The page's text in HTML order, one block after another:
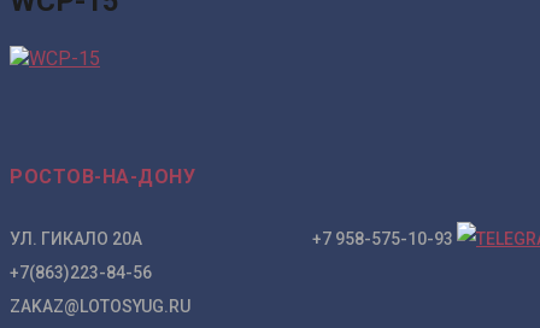
РОСТОВ-НА-ДОНУ
УЛ. ГИКАЛО 20А +7 958-575-10-93
+7(863)223-84-56
ZAKAZ@LOTOSYUG.RU